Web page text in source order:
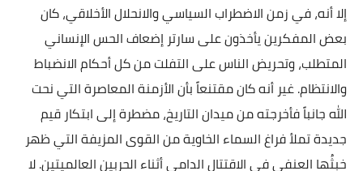
إلا أنه، في زمن الاضطراب السياسي والانحلال الأخلاقي، كان
بعض المفكرين يأخذون على سارتر إضعاف الحس الإنساني
المتطلب، وتحريض الناس على التفلت من كل أحكام الانضباط
والانتظام. غير أنه كان مقتنعاً بأن الأزمنة المعاصرة التي نحت
الله جانباً فأخرجته من ميدان التاريخ، مضطرة إلى ابتكار قيم
جديدة تملأ فراغ السماء الخاوية من القوى المزيفة التي ظهر
خبثُها العنفي في الاقتتال الدامي أثناء الحربين العالميتين. لا